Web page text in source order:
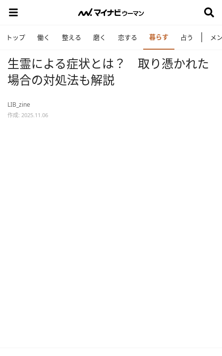
トップ 働く 整える 磨く 恋する 暮らす 占う メ
生霊による症状とは？ 取り憑かれた
場合の対処法も解説
LIB_zine
作成: 2025.11.06